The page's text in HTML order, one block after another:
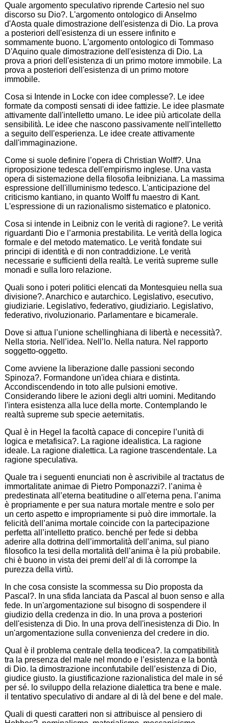
Quale argomento speculativo riprende Cartesio nel suo
discorso su Dio?. L'argomento ontologico di Anselmo
d'Aosta quale dimostrazione dell'esistenza di Dio. La prova
a posteriori dell'esistenza di un essere infinito e
sommamente buono. L'argomento ontologico di Tommaso
D'Aquino quale dimostrazione dell'esistenza di Dio. La
prova a priori dell'esistenza di un primo motore immobile. La
prova a posteriori dell'esistenza di un primo motore
immobile.
Cosa si Intende in Locke con idee complesse?. Le idee
formate da composti sensati di idee fattizie. Le idee plasmate
attivamente dall'intelletto umano. Le idee più articolate della
sensibilità. Le idee che nascono passivamente nell'intelletto
a seguito dell'esperienza. Le idee create attivamente
dall'immaginazione.
Come si suole definire l’opera di Christian Wolff?. Una
riproposizione tedesca dell'empirismo inglese. Una vasta
opera di sistemazione della filosofia leibniziana. La massima
espressione dell'illuminismo tedesco. L'anticipazione del
criticismo kantiano, in quanto Wolff fu maestro di Kant.
L'espressione di un razionalismo sistematico e platonico.
Cosa si intende in Leibniz con le verità di ragione?. Le verità
riguardanti Dio e l’armonia prestabilita. Le verità della logica
formale e del metodo matematico. Le verità fondate sui
principi di identità e di non contraddizione. Le verità
necessarie e sufficienti della realtà. Le verità supreme sulle
monadi e sulla loro relazione.
Quali sono i poteri politici elencati da Montesquieu nella sua
divisione?. Anarchico e autarchico. Legislativo, esecutivo,
giudiziarie. Legislativo, federativo, giudiziario. Legislativo,
federativo, rivoluzionario. Parlamentare e bicamerale.
Dove si attua l’unione schellinghiana di libertà e necessità?.
Nella storia. Nell’idea. Nell’lo. Nella natura. Nel rapporto
soggetto-oggetto.
Come avviene la liberazione dalle passioni secondo
Spinoza?. Formandone un'idea chiara e distinta.
Accondiscendendo in toto alle pulsioni emotive.
Considerando libere le azioni degli altri uomini. Meditando
l'intera esistenza alla luce della morte. Contemplando le
realtà supreme sub specie aeternitatis.
Qual è in Hegel la facoltà capace di concepire l’unità di
logica e metafisica?. La ragione idealistica. La ragione
ideale. La ragione dialettica. La ragione trascendentale. La
ragione speculativa.
Quale tra i seguenti enunciati non è ascrivibile al tractatus de
immortalitate animae di Pietro Pomponazzi?. l’anima è
predestinata all’eterna beatitudine o all'eterna pena. l’anima
è propriamente e per sua natura mortale mentre e solo per
un certo aspetto e impropriamente si può dire immortale. la
felicità dell’anima mortale coincide con la partecipazione
perfetta all’intelletto pratico. benché per fede si debba
aderire alla dottrina dell’immortalità dell’anima, sul piano
filosofico la tesi della mortalità dell’anima è la più probabile.
chi è buono in vista dei premi dell’al di là corrompe la
purezza della virtù.
In che cosa consiste la scommessa su Dio proposta da
Pascal?. In una sfida lanciata da Pascal al buon senso e alla
fede. In un'argomentazione sul bisogno di sospendere il
giudizio della credenza in dio. In una prova a posteriori
dell'esistenza di Dio. In una prova dell'inesistenza di Dio. In
un'argomentazione sulla convenienza del credere in dio.
Qual è il problema centrale della teodicea?. la compatibilità
tra la presenza del male nel mondo e l’esistenza e la bontà
di Dio. la dimostrazione inconfutabile dell’esistenza di Dio,
giudice giusto. la giustificazione razionalistica del male in sé
per sé. lo sviluppo della relazione dialettica tra bene e male.
il tentativo speculativo di andare al di là del bene e del male.
Quali di questi caratteri non si attribuisce al pensiero di